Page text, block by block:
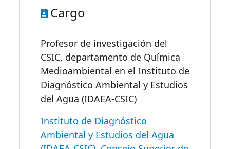
Cargo
Profesor de investigación del
CSIC, departamento de Química
Medioambiental en el Instituto de
Diagnóstico Ambiental y Estudios
del Agua (IDAEA-CSIC)
Instituto de Diagnóstico
Ambiental y Estudios del Agua